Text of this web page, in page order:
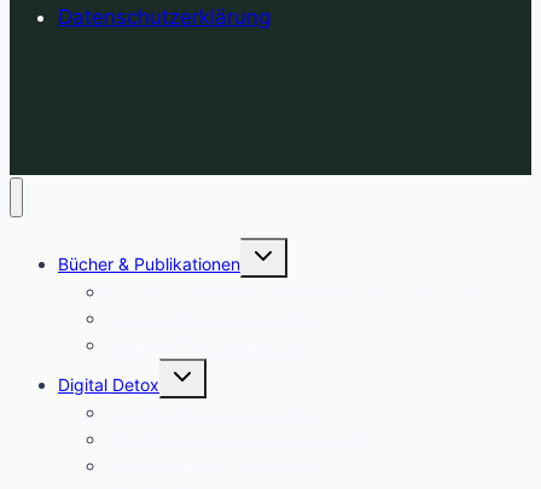
Datenschutzerklärung
Bücher & Publikationen
Untermenü
Digital Detox
Untermenü